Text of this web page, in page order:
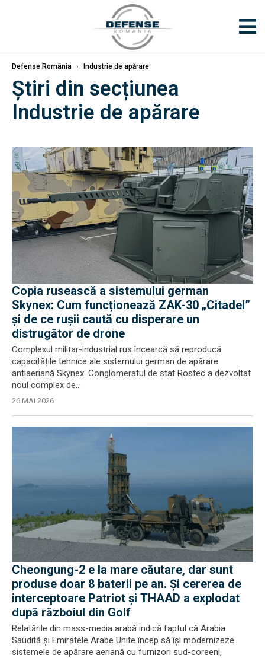
Defense România › Industrie de apărare
Știri din secțiunea
Industrie de apărare
Copia rusească a sistemului german
Skynex: Cum funcționează ZAK-30 „Citadel”
și de ce ruşii caută cu disperare un
distrugător de drone
Complexul militar-industrial rus încearcă să reproducă
capacitățile tehnice ale sistemului german de apărare
antiaeriană Skynex. Conglomeratul de stat Rostec a dezvoltat
noul complex de...
26 MAI 2026
Cheongung-2 e la mare căutare, dar sunt
produse doar 8 baterii pe an. Și cererea de
interceptoare Patriot și THAAD a explodat
după războiul din Golf
Relatările din mass-media arabă indică faptul că Arabia
Saudită și Emiratele Arabe Unite încep să își modernizeze
sistemele de apărare aeriană cu furnizori sud-coreeni,